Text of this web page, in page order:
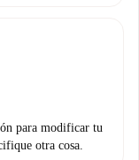
para modificar tu
otra cosa.